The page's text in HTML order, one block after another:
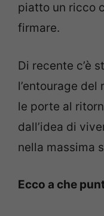
piatto un ricco
firmare.
Di recente c’è
l’entourage del
le porte al
dall’idea di
nella massima
Ecco a che